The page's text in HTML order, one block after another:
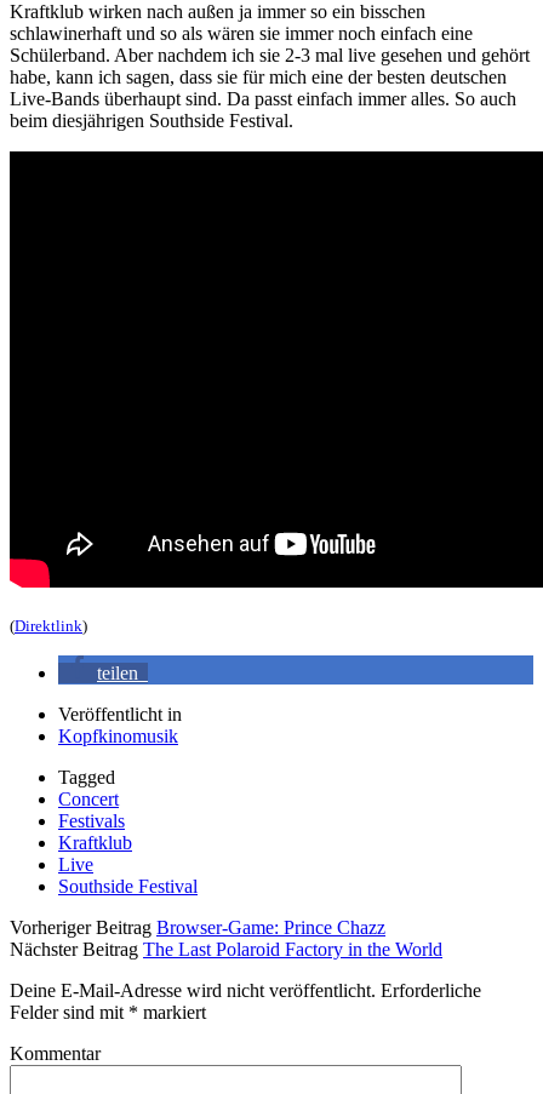
Kraftklub wirken nach außen ja immer so ein bisschen
schlawinerhaft und so als wären sie immer noch einfach eine
Schülerband. Aber nachdem ich sie 2-3 mal live gesehen und gehört
habe, kann ich sagen, dass sie für mich eine der besten deutschen
Live-Bands überhaupt sind. Da passt einfach immer alles. So auch
beim diesjährigen Southside Festival.
(Direktlink)
teilen
Veröffentlicht in
Kopfkinomusik
Tagged
Concert
Festivals
Kraftklub
Live
Southside Festival
Vorheriger Beitrag Browser-Game: Prince Chazz
Nächster Beitrag The Last Polaroid Factory in the World
Deine E-Mail-Adresse wird nicht veröffentlicht. Erforderliche
Felder sind mit * markiert
Kommentar